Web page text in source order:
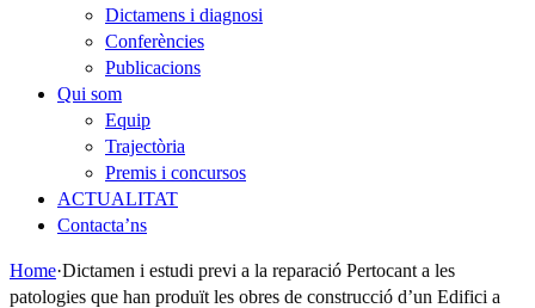
Dictamens i diagnosi
Conferències
Publicacions
Qui som
Equip
Trajectòria
Premis i concursos
ACTUALITAT
Contacta’ns
Home·Dictamen i estudi previ a la reparació Pertocant a les
patologies que han produït les obres de construcció d’un Edifici a